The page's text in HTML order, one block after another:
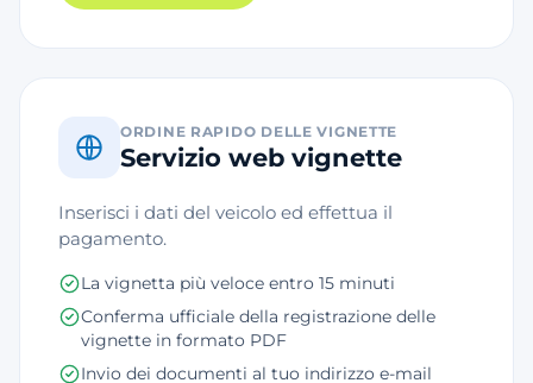
ORDINE RAPIDO DELLE VIGNETTE
Servizio web vignette
Inserisci i dati del veicolo ed effettua il
pagamento.
La vignetta più veloce entro 15 minuti
Conferma ufficiale della registrazione delle
vignette in formato PDF
Invio dei documenti al tuo indirizzo e-mail